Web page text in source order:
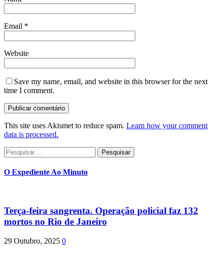
Email *
Website
Save my name, email, and website in this browser for the next
time I comment.
This site uses Akismet to reduce spam. Learn how your comment
data is processed.
Pesquisar
por:
O Expediente Ao Minuto
Terça-feira sangrenta. Operação policial faz 132
mortos no Rio de Janeiro
29 Outubro, 2025 0